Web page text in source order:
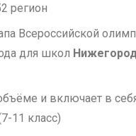
регион
Всероссийской
для школ
и включает в
11 класс)